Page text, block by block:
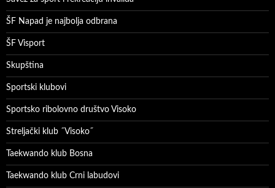
ŠF Napad je najbolja odbrana
ŠF Visport
Skupština
Sportski klubovi
Sportsko ribolovno društvo Visoko
Streljački klub ˝Visoko˝
Taekwando klub Bosna
Taekwando klub Crni labudovi